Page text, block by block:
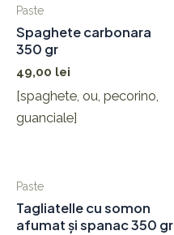
Paste
Spaghete carbonara
350 gr
49,00 lei
[spaghete, ou, pecorino,
guanciale]
Paste
Tagliatelle cu somon
afumat și spanac 350 gr